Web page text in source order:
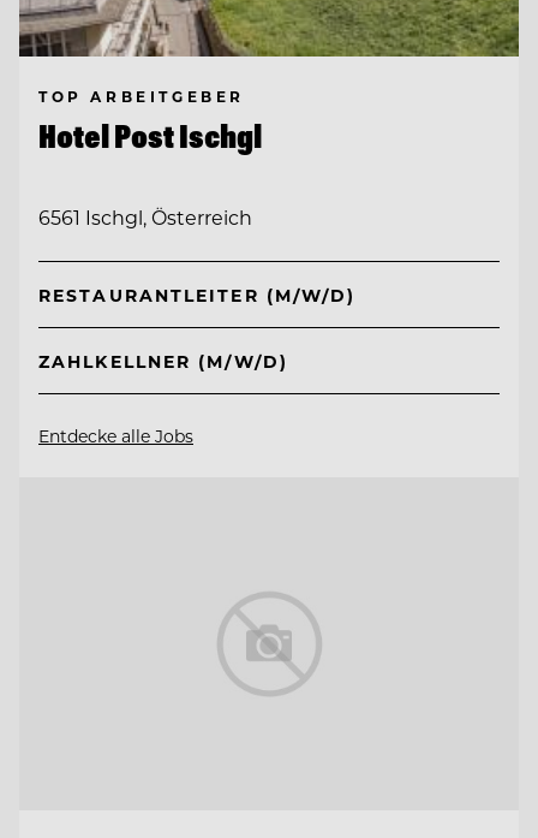
TOP ARBEITGEBER
Hotel Post Ischgl
6561 Ischgl, Österreich
RESTAURANTLEITER (M/W/D)
ZAHLKELLNER (M/W/D)
Entdecke alle Jobs